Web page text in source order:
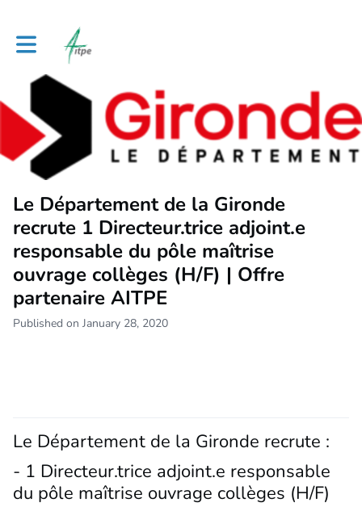
Toggle main navigation
Le Département de la Gironde
recrute 1 Directeur.trice adjoint.e
responsable du pôle maîtrise
ouvrage collèges (H/F) | Offre
partenaire AITPE
Published on January 28, 2020
Le Département de la Gironde recrute :
- 1 Directeur.trice adjoint.e responsable
du pôle maîtrise ouvrage collèges (H/F)